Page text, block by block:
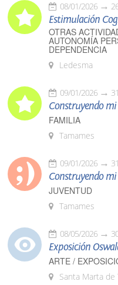
08/01/2026
Estimulación
OTRAS
AUTONOMÍA
DEPENDENCIA
Ledesma
09/01/2026
Construyendo
FAMILIA
Tamames
09/01/2026
Construyendo
JUVENTUD
Tamames
08/05/2026
Exposición
ARTE /
Santa Marta de